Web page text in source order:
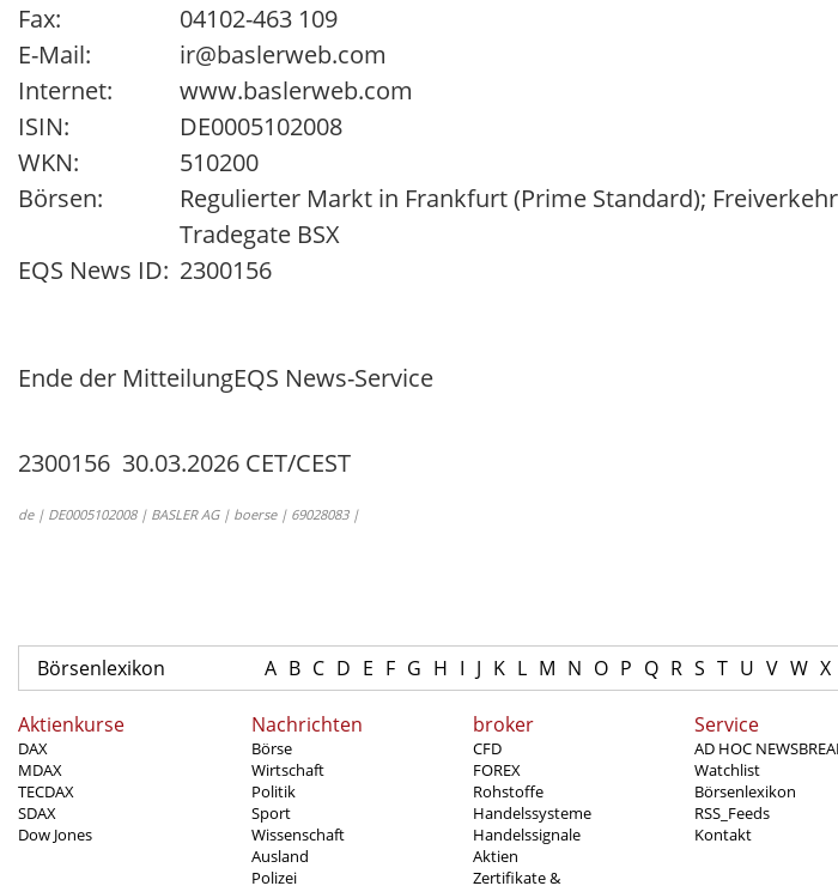
Fax:
04102-463 109
E-Mail:
ir@baslerweb.com
Internet:
www.baslerweb.com
ISIN:
DE0005102008
WKN:
510200
Börsen:
Regulierter Markt in Frankfurt (Prime Standard);
Tradegate BSX
EQS News ID: 2300156
Ende der MitteilungEQS News-Service
2300156 30.03.2026 CET/CEST
de | DE0005102008 | BASLER AG | boerse | 69028083 |
Börsenlexikon A B C D E F G H I J K L M N O P Q R S T U V W X
Aktienkurse
DAX
MDAX
TECDAX
SDAX
Dow Jones
Nachrichten
Börse
Wirtschaft
Politik
Sport
Wissenschaft
Ausland
Polizei
broker
CFD
FOREX
Rohstoffe
Handelssysteme
Handelssignale
Aktien
Zertifikate &
Service
AD HOC
Watchlist
Börsenlexikon
RSS_Feeds
Kontakt